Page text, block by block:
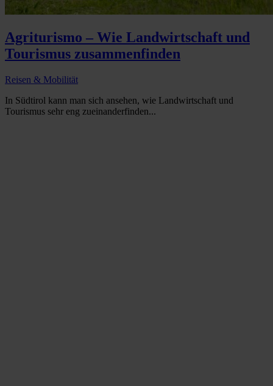
Agriturismo – Wie Landwirtschaft und
Tourismus zusammenfinden
Reisen & Mobilität
In Südtirol kann man sich ansehen, wie Landwirtschaft und
Tourismus sehr eng zueinanderfinden...